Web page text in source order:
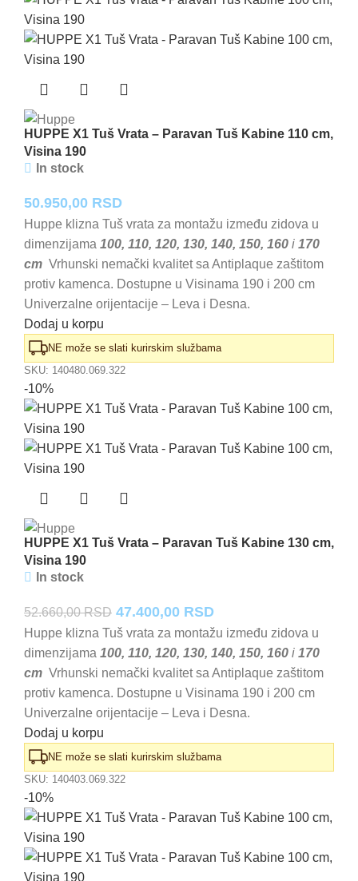
HUPPE X1 Tuš Vrata – Paravan Tuš Kabine 110 cm,
Visina 190
In stock
50.950,00 RSD
Huppe klizna Tuš vrata za montažu između zidova u
dimenzijama 100, 110, 120, 130, 140, 150, 160 i 170
cm Vrhunski nemački kvalitet sa Antiplaque zaštitom
protiv kamenca. Dostupne u Visinama 190 i 200 cm
Univerzalne orijentacije – Leva i Desna.
Dodaj u korpu
NE može se slati kurirskim službama
SKU: 140480.069.322
-10%
HUPPE X1 Tuš Vrata – Paravan Tuš Kabine 130 cm,
Visina 190
In stock
52.660,00RSD Originalna
cena
je
bila:
52.660,00 RSD.
47.400,00 RSDTrenutna
cena
je:
47.400,00 RSD.
Huppe klizna Tuš vrata za montažu između zidova u
dimenzijama 100, 110, 120, 130, 140, 150, 160 i 170
cm Vrhunski nemački kvalitet sa Antiplaque zaštitom
protiv kamenca. Dostupne u Visinama 190 i 200 cm
Univerzalne orijentacije – Leva i Desna.
Dodaj u korpu
NE može se slati kurirskim službama
SKU: 140403.069.322
-10%